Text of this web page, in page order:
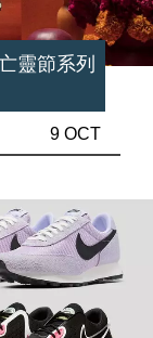
靈節系列
9 OCT